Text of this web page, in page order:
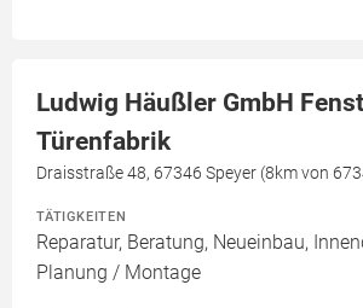
Ludwig Häußler GmbH
Türenfabrik
Draisstraße 48, 67346 Speyer (8km von
TÄTIGKEITEN
Reparatur, Beratung, Neueinbau,
Planung / Montage